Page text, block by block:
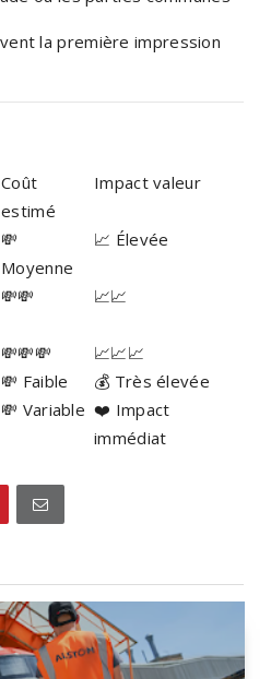
la première impression
Coût
estimé
Impact valeur
💸
Moyenne
📈 Élevée
💸💸 📈📈
💸💸💸
📈📈📈
💸 Faible
💰 Très élevée
💸 Variable ❤️ Impact
immédiat